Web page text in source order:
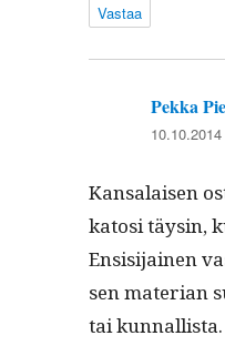
Vastaa
Pekka
Kansalaisen
katosi täysin,
Ensisi­jainen
sen mater­ian
tai